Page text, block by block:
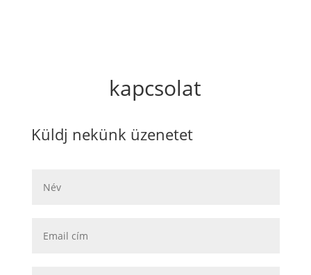
kapcsolat
Küldj nekünk üzenetet